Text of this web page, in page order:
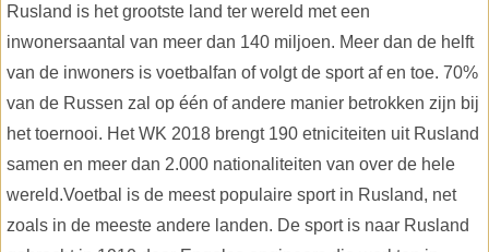
Rusland is het grootste land ter wereld met een
inwonersaantal van meer dan 140 miljoen. Meer dan de helft
van de inwoners is voetbalfan of volgt de sport af en toe. 70%
van de Russen zal op één of andere manier betrokken zijn bij
het toernooi. Het WK 2018 brengt 190 etniciteiten uit Rusland
samen en meer dan 2.000 nationaliteiten van over de hele
wereld.Voetbal is de meest populaire sport in Rusland, net
zoals in de meeste andere landen. De sport is naar Rusland